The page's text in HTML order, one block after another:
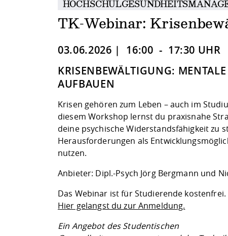
TK-Webinar:
03.06.2026 | 16:00 - 17:30 UHR
KRISENBEWÄLTIGUNG: MENTALE
AUFBAUEN
Krisen gehören zum Leben – auch im
diesem Workshop lernst du praxisnahe
deine psychische Widerstandsfähigkeit zu
Herausforderungen als
nutzen.
Anbieter: Dipl.-Psych Jörg Bergmann und
Das Webinar ist für Studierende kostenfrei.
Hier gelangst du zur Anmeldung.
Ein Angebot des Studentischen